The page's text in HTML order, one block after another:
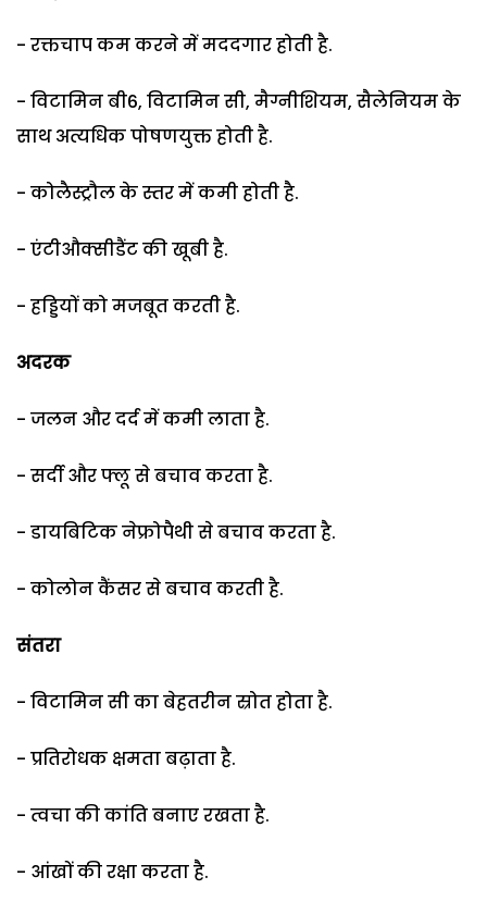
- रक्तचाप कम करने में मददगार होती है.
- विटामिन बी6, विटामिन सी, मैग्नीशियम, सैलेनियम के
साथ अत्यधिक पोषणयुक्त होती है.
- कोलैस्ट्रौल के स्तर में कमी होती है.
- एंटीऔक्सीडैंट की खूबी है.
- हड्डियों को मजबूत करती है.
अदरक
- जलन और दर्द में कमी लाता है.
- सर्दी और फ्लू से बचाव करता है.
- डायबिटिक नेफ्रोपैथी से बचाव करता है.
- कोलोन कैंसर से बचाव करती है.
संतरा
- विटामिन सी का बेहतरीन स्रोत होता है.
- प्रतिरोधक क्षमता बढ़ाता है.
- त्वचा की कांति बनाए रखता है.
- आंखों की रक्षा करता है.